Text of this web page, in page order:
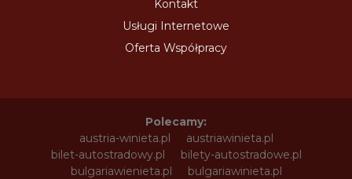
Kontakt
Usługi Internetowe
Oferta Współpracy
Polecamy:
austria-winieta.pl
austriawinieta.pl
bilet-autostradowy.pl
bilety-autostradowe.pl
bulgariawienieta.pl
bulgariawinieta.pl